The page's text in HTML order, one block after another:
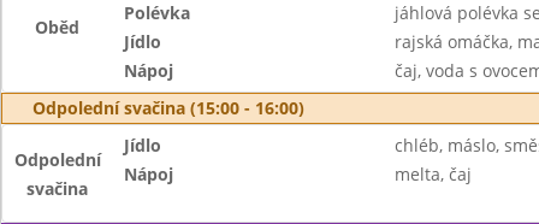
Oběd
Polévka
jáhlová polévka
Jídlo
rajská omáčka,
Nápoj
čaj, voda s
Odpolední svačina (15:00 - 16:00)
Odpolední
svačina
Jídlo
chléb, máslo,
Nápoj
melta, čaj